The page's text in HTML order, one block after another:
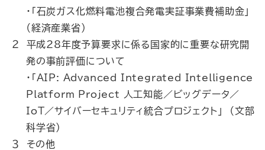
・「石炭ガス化燃料電池複合発電実証事業費補助金」
（経済産業省）
２ 平成28年度予算要求に係る国家的に重要な研究開
発の事前評価について
・「AIP: Advanced Integrated Intelligence
Platform Project 人工知能／ビッグデータ／
IoT／サイバーセキュリティ統合プロジェクト」 （文部
科学省）
３ その他